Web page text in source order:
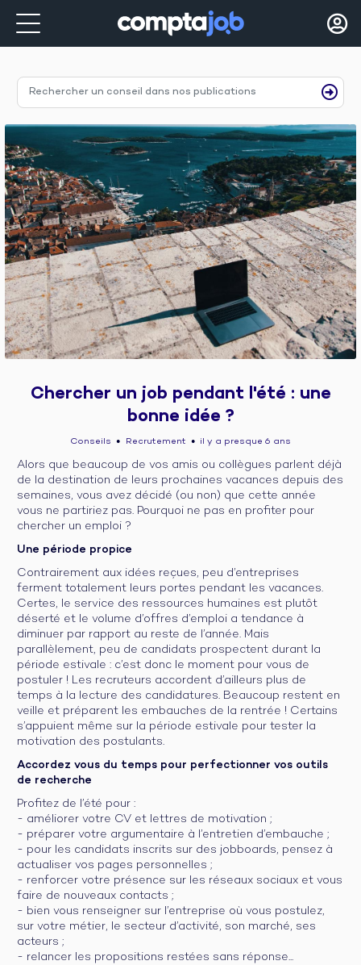
Chercher un job pendant l'été : une
bonne idée ?
Conseils ● Recrutement ● il y a presque 6 ans
Alors que beaucoup de vos amis ou collègues parlent déjà
de la destination de leurs prochaines vacances depuis des
semaines, vous avez décidé (ou non) que cette année
vous ne partiriez pas. Pourquoi ne pas en profiter pour
chercher un emploi ?
Une période propice
Contrairement aux idées reçues, peu d’entreprises
ferment totalement leurs portes pendant les vacances.
Certes, le service des ressources humaines est plutôt
déserté et le volume d’offres d’emploi a tendance à
diminuer par rapport au reste de l’année. Mais
parallèlement, peu de candidats prospectent durant la
période estivale : c’est donc le moment pour vous de
postuler ! Les recruteurs accordent d’ailleurs plus de
temps à la lecture des candidatures. Beaucoup restent en
veille et préparent les embauches de la rentrée ! Certains
s’appuient même sur la période estivale pour tester la
motivation des postulants.
Accordez vous du temps pour perfectionner vos outils
de recherche
Profitez de l’été pour :
- améliorer votre CV et lettres de motivation ;
- préparer votre argumentaire à l’entretien d’embauche ;
- pour les candidats inscrits sur des jobboards, pensez à
actualiser vos pages personnelles ;
- renforcer votre présence sur les réseaux sociaux et vous
faire de nouveaux contacts ;
- bien vous renseigner sur l’entreprise où vous postulez,
sur votre métier, le secteur d’activité, son marché, ses
acteurs ;
- relancer les propositions restées sans réponse...